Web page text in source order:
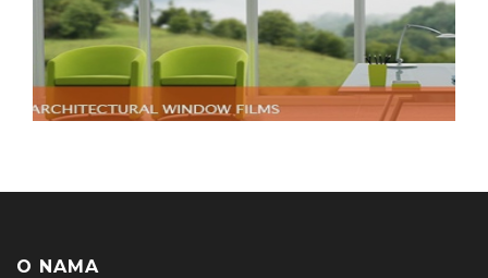
O NAMA